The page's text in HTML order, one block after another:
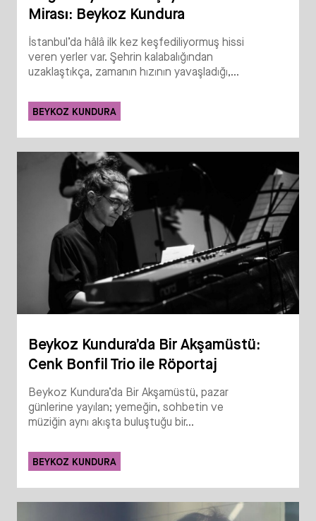
Mirası: Beykoz Kundura
İstanbul’da hâlâ ilk kez keşfediliyormuş hissi
veren yerler var. Şehrin kalabalığından
uzaklaştıkça, zamanın hızının yavaşladığı,...
BEYKOZ KUNDURA
Beykoz Kundura’da Bir Akşamüstü:
Cenk Bonfil Trio ile Röportaj
Beykoz Kundura’da Bir Akşamüstü, pazar
günlerine yayılan; yemeğin, sohbetin ve
müziğin aynı akışta buluştuğu bir...
BEYKOZ KUNDURA